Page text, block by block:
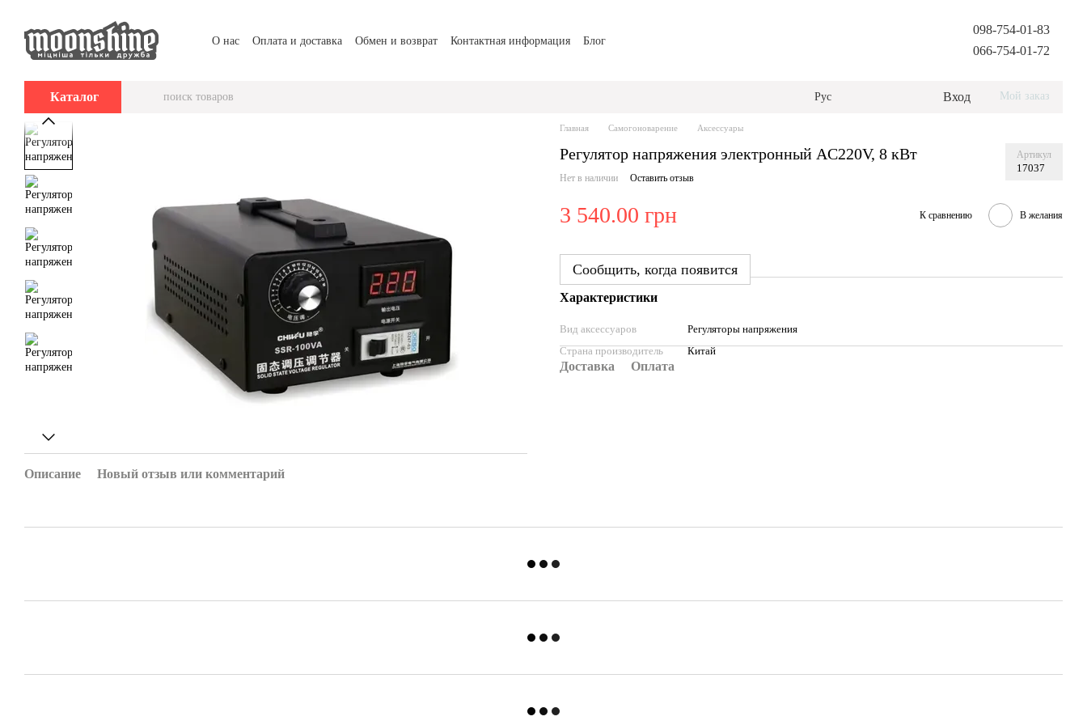
О нас Оплата и доставка Обмен и возврат Контактная информация Блог
098-754-01-83
066-754-01-72
Каталог Рус Вход Мой заказ
Описание Новый отзыв или комментарий
Главная Самогоноварение Аксессуары
Регулятор напряжения электронный AC220V, 8 кВт Артикул
17037
Нет в наличии Оставить отзыв
3 540.00 грн К сравнению В желания
Сообщить, когда появится
Характеристики
Вид аксессуаров
Регуляторы напряжения
Страна производитель
Китай
Доставка Оплата